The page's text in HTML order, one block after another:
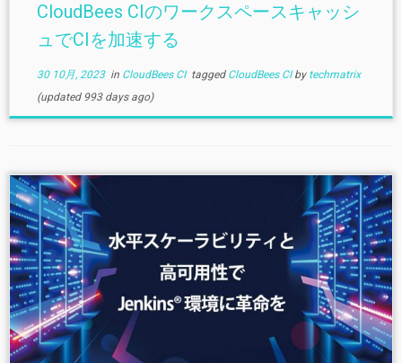
CloudBees CIのワークスペースキャッシ
ュでCIを加速する
30 10月, 2023in CloudBees CI tagged CloudBees CIby techmatrix
(updated 993 days ago)